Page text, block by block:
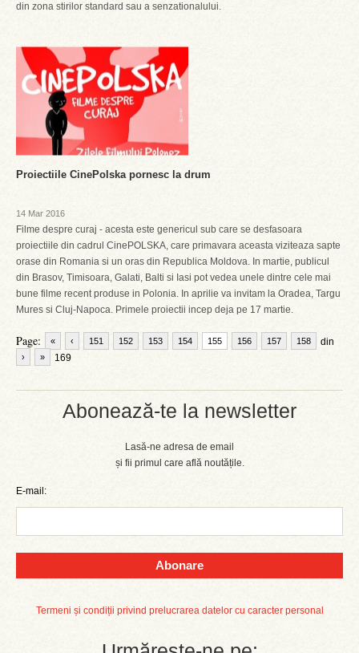
Abonează-te la newsletter
Lasă-ne adresa de email
și fii primul care află noutățile.
E-mail:
Abonare
Termeni și condiții privind prelucrarea datelor cu caracter personal
din zona stirilor standard sau a senzationalului.
Proiectiile CinePolska pornesc la drum
14 Mar 2016
Filme despre curaj - acesta este genericul sub care se desfasoara
proiectiile din cadrul CinePOLSKA, care primavara aceasta viziteaza sapte
orase din Romania si un oras din Republica Moldova. In martie, publicul
din Brasov, Timisoara, Galati, Balti si Iasi pot vedea unele dintre cele mai
bune filme recent produse in Polonia. In aprilie va invitam la Oradea, Targu
Mures si Cluj-Napoca. Primele proiectii incep deja pe 17 martie.
Page: « ‹ 151 152 153 154 155 156 157 158
din
169
› »